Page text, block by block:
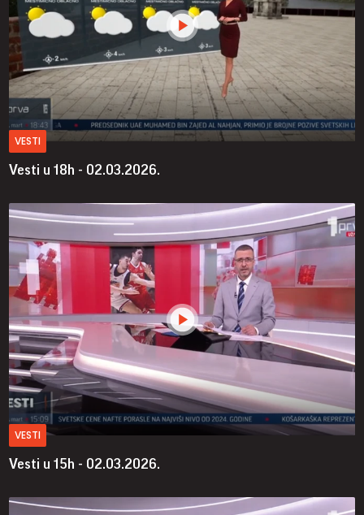
VESTI
Vesti u 18h - 02.03.2026.
VESTI
Vesti u 15h - 02.03.2026.